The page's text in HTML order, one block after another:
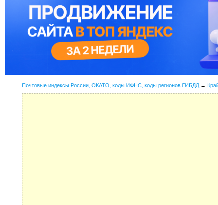
Почтовые индексы России, ОКАТО, коды ИФНС, коды регионов ГИБДД →